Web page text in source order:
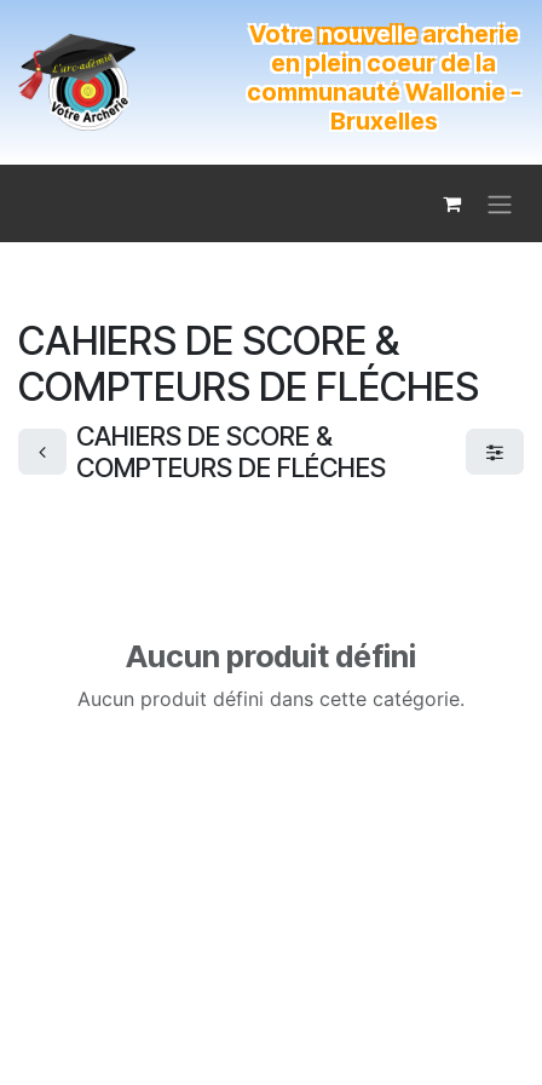
Votrenouvellearcherie
en plein coeur de la
communauté Wallonie -
Bruxelles
CAHIERS DE SCORE &
COMPTEURS DE FLÉCHES
CAHIERS DE SCORE &
COMPTEURS DE FLÉCHES
Aucun produit défini
Aucun produit défini dans cette catégorie.